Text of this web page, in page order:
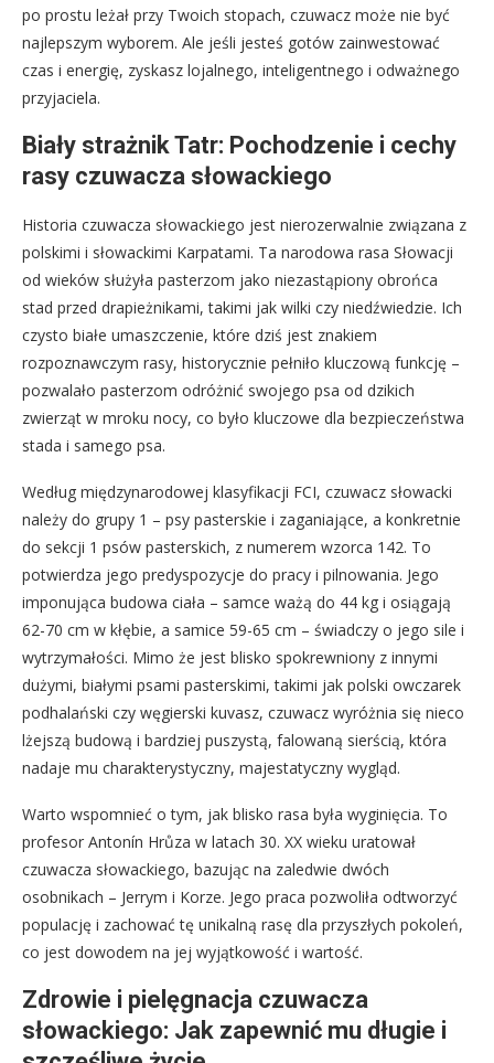
po prostu leżał przy Twoich stopach, czuwacz może nie być
najlepszym wyborem. Ale jeśli jesteś gotów zainwestować
czas i energię, zyskasz lojalnego, inteligentnego i odważnego
przyjaciela.
Biały strażnik Tatr: Pochodzenie i cechy
rasy czuwacza słowackiego
Historia czuwacza słowackiego jest nierozerwalnie związana z
polskimi i słowackimi Karpatami. Ta narodowa rasa Słowacji
od wieków służyła pasterzom jako niezastąpiony obrońca
stad przed drapieżnikami, takimi jak wilki czy niedźwiedzie. Ich
czysto białe umaszczenie, które dziś jest znakiem
rozpoznawczym rasy, historycznie pełniło kluczową funkcję –
pozwalało pasterzom odróżnić swojego psa od dzikich
zwierząt w mroku nocy, co było kluczowe dla bezpieczeństwa
stada i samego psa.
Według międzynarodowej klasyfikacji FCI, czuwacz słowacki
należy do grupy 1 – psy pasterskie i zaganiające, a konkretnie
do sekcji 1 psów pasterskich, z numerem wzorca 142. To
potwierdza jego predyspozycje do pracy i pilnowania. Jego
imponująca budowa ciała – samce ważą do 44 kg i osiągają
62-70 cm w kłębie, a samice 59-65 cm – świadczy o jego sile i
wytrzymałości. Mimo że jest blisko spokrewniony z innymi
dużymi, białymi psami pasterskimi, takimi jak polski owczarek
podhalański czy węgierski kuvasz, czuwacz wyróżnia się nieco
lżejszą budową i bardziej puszystą, falowaną sierścią, która
nadaje mu charakterystyczny, majestatyczny wygląd.
Warto wspomnieć o tym, jak blisko rasa była wyginięcia. To
profesor Antonín Hrůza w latach 30. XX wieku uratował
czuwacza słowackiego, bazując na zaledwie dwóch
osobnikach – Jerrym i Korze. Jego praca pozwoliła odtworzyć
populację i zachować tę unikalną rasę dla przyszłych pokoleń,
co jest dowodem na jej wyjątkowość i wartość.
Zdrowie i pielęgnacja czuwacza
słowackiego: Jak zapewnić mu długie i